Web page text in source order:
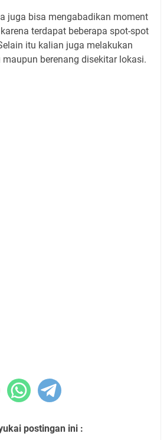
juga bisa mengabadikan moment
terdapat beberapa spot-spot
itu kalian juga melakukan
berenang disekitar lokasi.
postingan ini :